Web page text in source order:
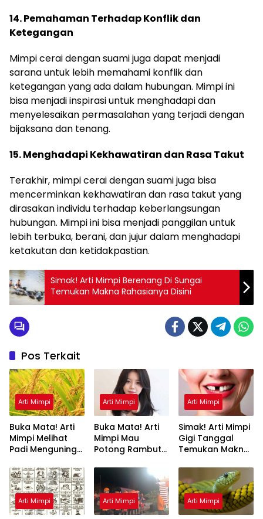
14. Pemahaman Terhadap Konflik dan
Ketegangan
Mimpi cerai dengan suami juga dapat menjadi
sarana untuk lebih memahami konflik dan
ketegangan yang ada dalam hubungan. Mimpi ini
bisa menjadi inspirasi untuk menghadapi dan
menyelesaikan permasalahan yang terjadi dengan
bijaksana dan tenang.
15. Menghadapi Kekhawatiran dan Rasa Takut
Terakhir, mimpi cerai dengan suami juga bisa
mencerminkan kekhawatiran dan rasa takut yang
dirasakan individu terhadap keberlangsungan
hubungan. Mimpi ini bisa menjadi panggilan untuk
lebih terbuka, berani, dan jujur dalam menghadapi
ketakutan dan ketidakpastian.
Simak! Arti Mimpi Berenang Di Sungai
Temukan Makna Rahasianya Disini
Pos Terkait
Arti Mimpi
Buka Mata! Arti
Mimpi Melihat
Padi Menguning
Diketahui
Arti Mimpi
Buka Mata! Arti
Mimpi Mau
Potong Rambut
Ini Penjelasannya
Arti Mimpi
Simak! Arti Mimpi
Gigi Tanggal
Temukan Makna
Arti Mimpi Arti Mimpi Arti Mimpi